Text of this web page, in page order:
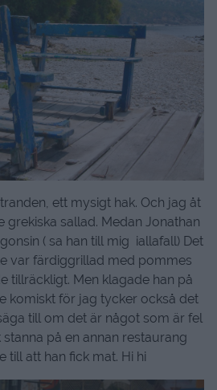
ett mysigt hak. Och jag åt
grekiska sallad. Medan Jonathan
( sa han till mig iallafall) Det
var färdiggrillad med pommes
tillräckligt. Men klagade han på
komiskt för jag tycker också det
till om det är något som är fel
stanna på en annan restaurang
till att han fick mat. Hi hi